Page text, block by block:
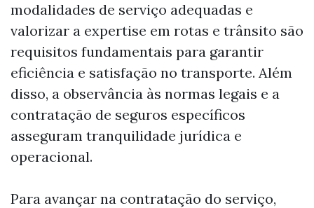
modalidades de serviço adequadas e
valorizar a expertise em rotas e trânsito são
requisitos fundamentais para garantir
eficiência e satisfação no transporte. Além
disso, a observância às normas legais e a
contratação de seguros específicos
asseguram tranquilidade jurídica e
operacional.
Para avançar na contratação do serviço,